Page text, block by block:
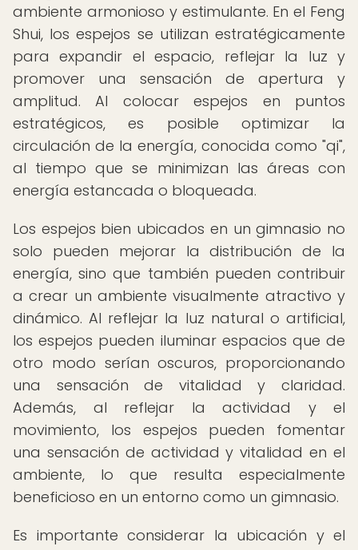
ambiente armonioso y estimulante. En el Feng
Shui, los espejos se utilizan estratégicamente
para expandir el espacio, reflejar la luz y
promover una sensación de apertura y
amplitud. Al colocar espejos en puntos
estratégicos, es posible optimizar la
circulación de la energía, conocida como "qi",
al tiempo que se minimizan las áreas con
energía estancada o bloqueada.
Los espejos bien ubicados en un gimnasio no
solo pueden mejorar la distribución de la
energía, sino que también pueden contribuir
a crear un ambiente visualmente atractivo y
dinámico. Al reflejar la luz natural o artificial,
los espejos pueden iluminar espacios que de
otro modo serían oscuros, proporcionando
una sensación de vitalidad y claridad.
Además, al reflejar la actividad y el
movimiento, los espejos pueden fomentar
una sensación de actividad y vitalidad en el
ambiente, lo que resulta especialmente
beneficioso en un entorno como un gimnasio.
Es importante considerar la ubicación y el